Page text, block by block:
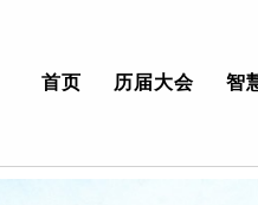
首页 历届大会 智